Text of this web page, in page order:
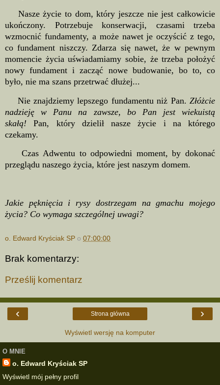
Nasze życie to dom, który jeszcze nie jest całkowicie
ukończony. Potrzebuje konserwacji, czasami trzeba
wzmocnić fundamenty, a może nawet je oczyścić z tego,
co fundament niszczy. Zdarza się nawet, że w pewnym
momencie życia uświadamiamy sobie, że trzeba położyć
nowy fundament i zacząć nowe budowanie, bo to, co
było, nie ma szans przetrwać dłużej...
Nie znajdziemy lepszego fundamentu niż Pan. Złóżcie
nadzieję w Panu na zawsze, bo Pan jest wiekuistą
skałą! Pan, który dzielił nasze życie i na którego
czekamy.
Czas Adwentu to odpowiedni moment, by dokonać
przeglądu naszego życia, które jest naszym domem.
Jakie pęknięcia i rysy dostrzegam na gmachu mojego
życia? Co wymaga szczególnej uwagi?
o. Edward Kryściak SP o 07:00:00
Brak komentarzy:
Prześlij komentarz
‹ ›
Strona główna
Wyświetl wersję na komputer
O MNIE
o. Edward Kryściak SP
Wyświetl mój pełny profil